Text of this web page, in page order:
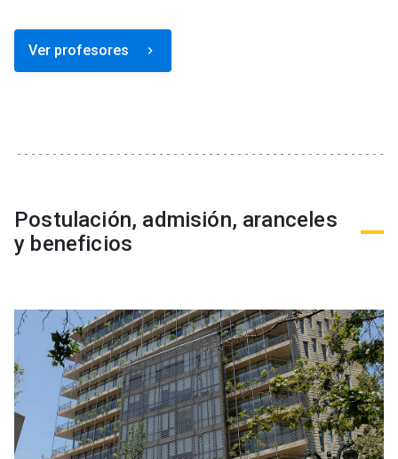
Ver profesores keyboard_arrow_right
Postulación, admisión, aranceles
y beneficios